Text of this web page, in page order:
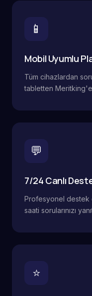
📱
Mobil Uyumlu
Tüm cihazlardan
tabletten Meritking'e
💬
7/24 Canlı
Profesyonel destek
saati sorularınızı
⭐